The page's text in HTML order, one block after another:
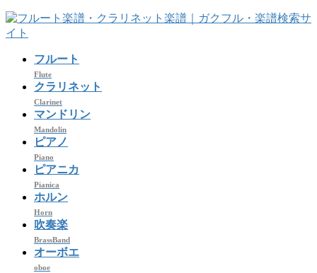
コ
ン
ナ
ビ
フルート
Flute
クラリネット
Clarinet
マンドリン
Mandolin
ピアノ
Piano
ピアニカ
Pianica
ホルン
Horn
吹奏楽
BrassBand
オーボエ
oboe